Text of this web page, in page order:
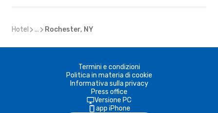
Hotel ... Rochester, NY
Termini e condizioni
Politica in materia di cookie
Informativa sulla privacy
Press office
Versione PC
app iPhone